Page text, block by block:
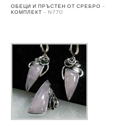
ОБЕЦИ И ПРЪСТЕН ОТ СРЕБРО –
КОМПЛЕКТ – N770